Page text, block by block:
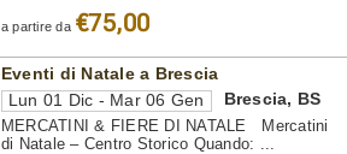
a partire da €75,00
Eventi di Natale a Brescia
Lun 01 Dic - Mar 06 Gen Brescia, BS
MERCATINI & FIERE DI NATALE Mercatini
di Natale – Centro Storico Quando: ...